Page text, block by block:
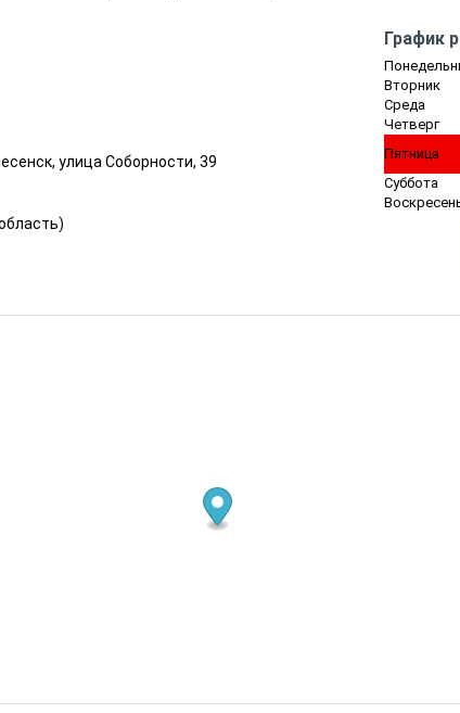
улица Соборности, 39
)
График
Вторник
Среда
Четверг
Пятница
Суббота